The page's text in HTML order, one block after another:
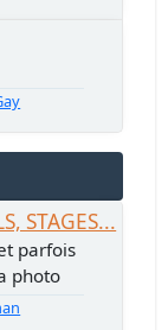
STAGES...
parfois
photo